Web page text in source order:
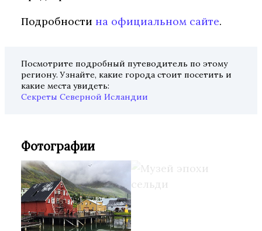
Подробности на официальном сайте.
Посмотрите подробный путеводитель по этому
региону. Узнайте, какие города стоит посетить и
какие места увидеть:
Секреты Северной Исландии
Фотографии